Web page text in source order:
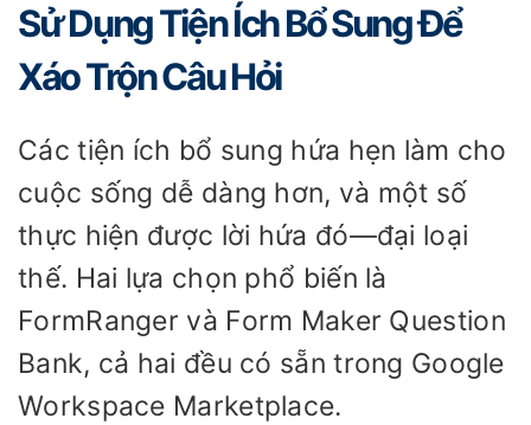
Sử Dụng Tiện Ích Bổ Sung Để
Xáo Trộn Câu Hỏi
Các tiện ích bổ sung hứa hẹn làm cho
cuộc sống dễ dàng hơn, và một số
thực hiện được lời hứa đó—đại loại
thế. Hai lựa chọn phổ biến là
FormRanger và Form Maker Question
Bank, cả hai đều có sẵn trong Google
Workspace Marketplace.